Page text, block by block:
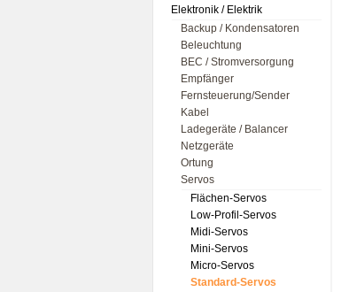
Elektronik / Elektrik
Backup / Kondensatoren
Beleuchtung
BEC / Stromversorgung
Empfänger
Fernsteuerung/Sender
Kabel
Ladegeräte / Balancer
Netzgeräte
Ortung
Servos
Flächen-Servos
Low-Profil-Servos
Midi-Servos
Mini-Servos
Micro-Servos
Standard-Servos